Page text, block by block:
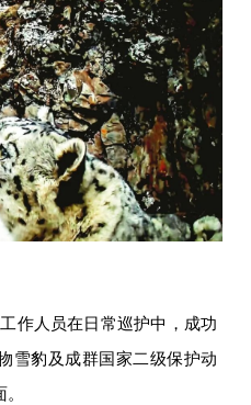
作人员在日常巡护中，成功
雪豹及成群国家二级保护动